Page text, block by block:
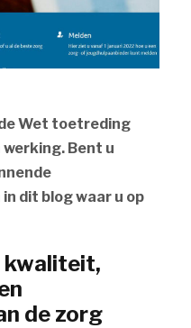
Wet toetreding
werking. Bent u
dit blog waar u op
kwaliteit,
de zorg